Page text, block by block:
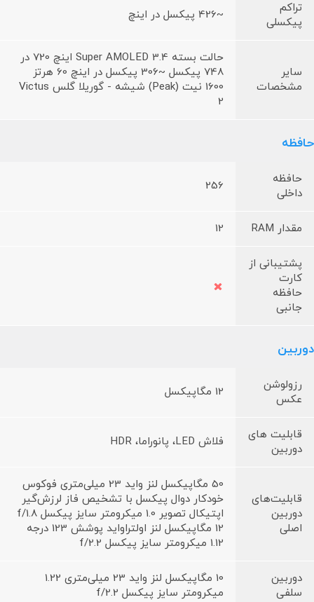
تراکم
پیکسلی
~426 پیکسل در اینچ
سایر
مشخصات
حالت بسته Super AMOLED 3.4 اینچ 720 در
748 پیکسل ~306 پیکسل در اینچ 60 هرتز
1600 نیت (Peak) شیشه - گوریلا گلس Victus
2
حافظه
حافظه
داخلی
256
مقدار RAM 12
پشتیبانی از
کارت
حافظه
جانبی
دوربین
رزولوشن
عکس
12 مگاپیکسل
قابلیت های
دوربین
فلاش LED، پانوراما، HDR
قابلیت‌های
دوربین
اصلی
50 مگاپیکسل لنز واید 23 میلی‌متری فوکوس
خودکار دوال پیکسل با تشخیص فاز لرزش‌گیر
اپتیکال تصویر 1.0 میکرومتر سایز پیکسل f/1.8
12 مگاپیکسل لنز اولتراواید پوشش 123 درجه
1.12 میکرومتر سایز پیکسل f/2.2
دوربین
سلفی
10 مگاپیکسل لنز واید 23 میلی‌متری 1.22
میکرومتر سایز پیکسل f/2.2